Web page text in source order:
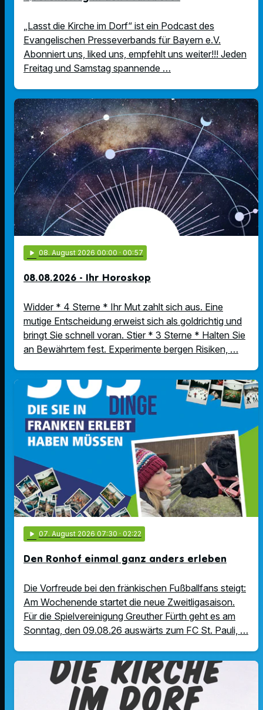
„Lasst die Kirche im Dorf“ ist ein Podcast des
Evangelischen Presseverbands für Bayern e.V.
Abonniert uns, liked uns, empfehlt uns weiter!!! Jeden
Freitag und Samstag spannende …
play_arrow 08. August 2026 00:00 · 00:57
08.08.2026 - Ihr Horoskop
Widder * 4 Sterne * Ihr Mut zahlt sich aus. Eine
mutige Entscheidung erweist sich als goldrichtig und
bringt Sie schnell voran. Stier * 3 Sterne * Halten Sie
an Bewährtem fest. Experimente bergen Risiken, …
play_arrow 07. August 2026 07:30 · 02:22
Den Ronhof einmal ganz anders erleben
Die Vorfreude bei den fränkischen Fußballfans steigt:
Am Wochenende startet die neue Zweitligasaison.
Für die Spielvereinigung Greuther Fürth geht es am
Sonntag, den 09.08.26 auswärts zum FC St. Pauli, …